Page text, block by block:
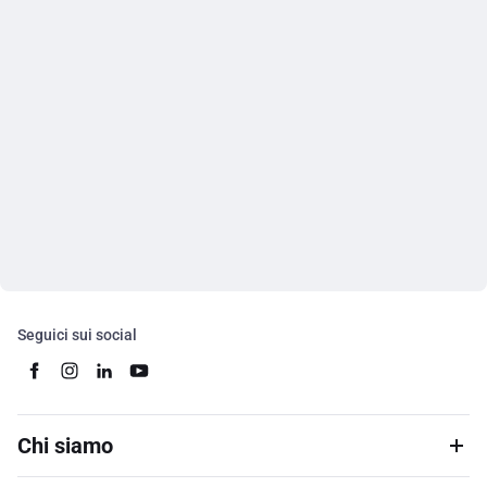
Seguici sui social
Chi siamo